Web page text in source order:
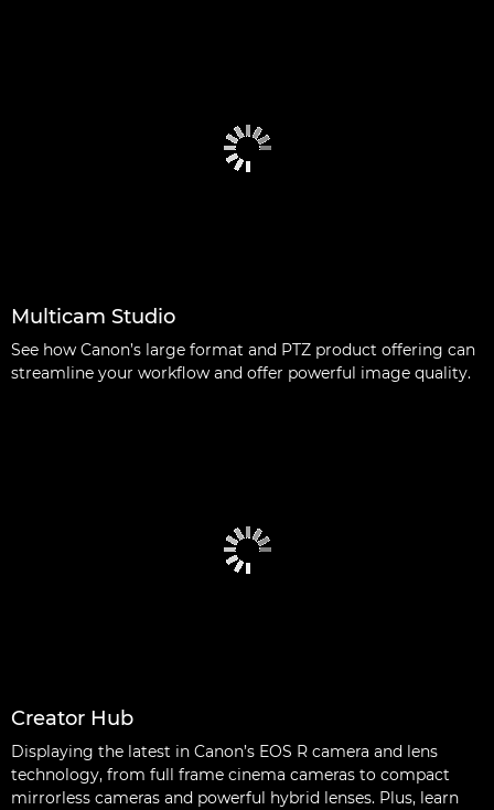
Multicam Studio
See how Canon’s large format and PTZ product offering can
streamline your workflow and offer powerful image quality.
Creator Hub
Displaying the latest in Canon’s EOS R camera and lens
technology, from full frame cinema cameras to compact
mirrorless cameras and powerful hybrid lenses. Plus, learn